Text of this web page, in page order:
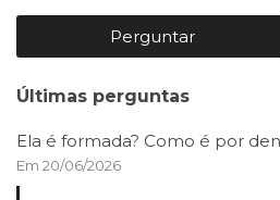
Perguntar
Últimas perguntas
Ela é formada? Como é por
Em 20/06/2026